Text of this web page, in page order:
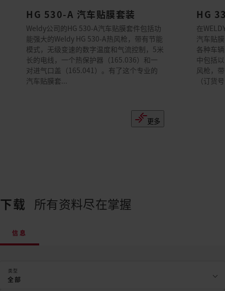
HG 530-A 汽车贴膜套装
Weldy公司的HG 530-A汽车贴膜套件包括功
能强大的Weldy HG 530-A热风枪，带有节能
模式，无级变速的数字温度和气流控制，5米
长的电线，一个热保护器（165.036）和一
对进气口盖（165.041）。有了这个专业的
汽车贴膜套...
更多
HG
在
汽车贴
各种车
中包括
风枪，
（订货
下载 所有资料尽在掌握
信息
类型
全部